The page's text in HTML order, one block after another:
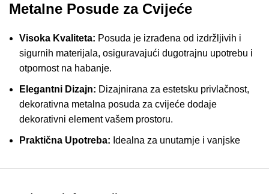
Metalne Posude za Cvijeće
Visoka Kvaliteta: Posuda je izrađena od izdržljivih i
sigurnih materijala, osiguravajući dugotrajnu upotrebu i
otpornost na habanje.
Elegantni Dizajn: Dizajnirana za estetsku privlačnost,
dekorativna metalna posuda za cvijeće dodaje
dekorativni element vašem prostoru.
Praktična Upotreba: Idealna za unutarnje i vanjske
materijala otpornih na vremenske uvjete, posuda je